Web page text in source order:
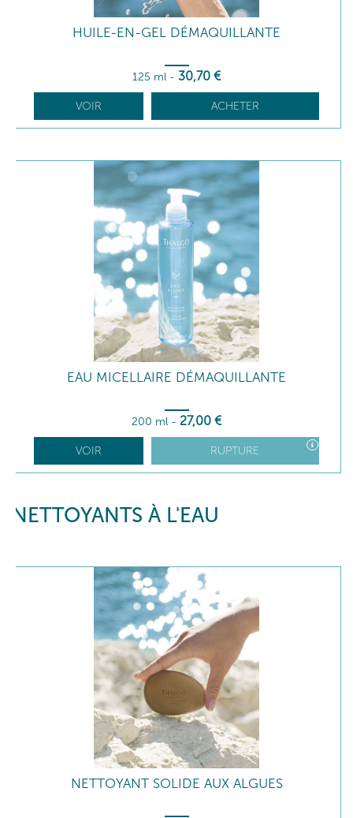
HUILE-EN-GEL DÉMAQUILLANTE
125 ml - 30,70 €
VOIR ACHETER
EAU MICELLAIRE DÉMAQUILLANTE
200 ml - 27,00 €
VOIR RUPTURE
NETTOYANTS À L'EAU
NETTOYANT SOLIDE AUX ALGUES